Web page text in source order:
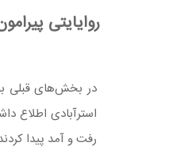
روایایتی
در بخش‌های قبلی
استرآبادی اطلاع
رفت و آمد پیدا